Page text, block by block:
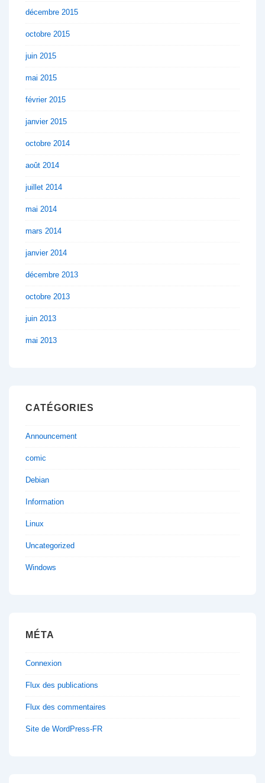
décembre 2015
octobre 2015
juin 2015
mai 2015
février 2015
janvier 2015
octobre 2014
août 2014
juillet 2014
mai 2014
mars 2014
janvier 2014
décembre 2013
octobre 2013
juin 2013
mai 2013
CATÉGORIES
Announcement
comic
Debian
Information
Linux
Uncategorized
Windows
MÉTA
Connexion
Flux des publications
Flux des commentaires
Site de WordPress-FR